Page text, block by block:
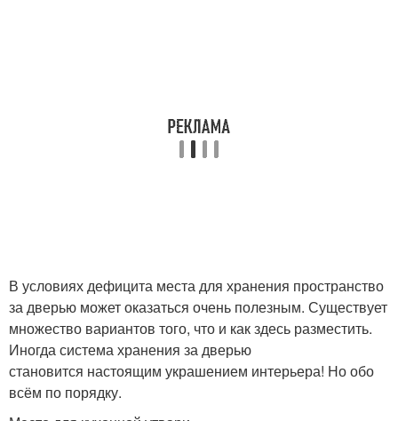
В условиях дефицита места для хранения пространство
за дверью может оказаться очень полезным. Существует
множество вариантов того, что и как здесь разместить.
Иногда система хранения за дверью
становится настоящим украшением интерьера! Но обо
всём по порядку.